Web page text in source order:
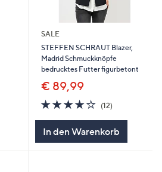
SALE
STEFFEN SCHRAUT Blazer,
Madrid Schmuckknöpfe
bedrucktes Futter figurbetont
€ 89,99
3.9
von
5
(12)
In den Warenkorb